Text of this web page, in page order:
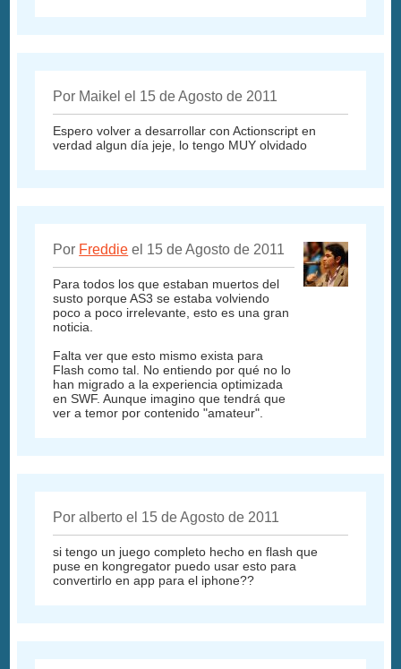
Por Maikel el 15 de Agosto de 2011
Espero volver a desarrollar con Actionscript en
verdad algun día jeje, lo tengo MUY olvidado
Por Freddie el 15 de Agosto de 2011
Para todos los que estaban muertos del
susto porque AS3 se estaba volviendo
poco a poco irrelevante, esto es una gran
noticia.
Falta ver que esto mismo exista para
Flash como tal. No entiendo por qué no lo
han migrado a la experiencia optimizada
en SWF. Aunque imagino que tendrá que
ver a temor por contenido "amateur".
Por alberto el 15 de Agosto de 2011
si tengo un juego completo hecho en flash que
puse en kongregator puedo usar esto para
convertirlo en app para el iphone??